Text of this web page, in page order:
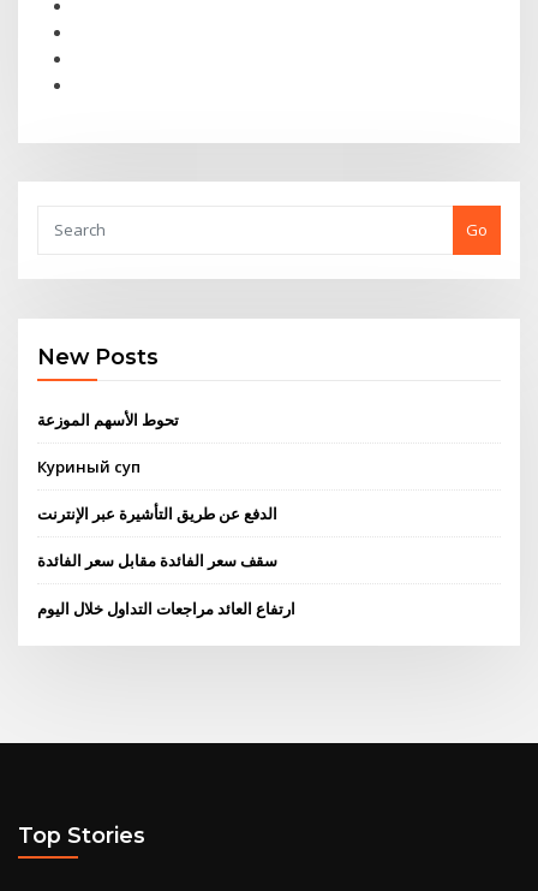
Go
New Posts
تحوط الأسهم الموزعة
Куриный суп
الدفع عن طريق التأشيرة عبر الإنترنت
سقف سعر الفائدة مقابل سعر الفائدة
ارتفاع العائد مراجعات التداول خلال اليوم
Top Stories